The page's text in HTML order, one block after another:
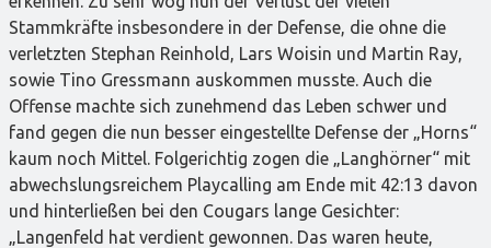
Stammkräfte insbesondere in der Defense, die ohne die
verletzten Stephan Reinhold, Lars Woisin und Martin Ray,
sowie Tino Gressmann auskommen musste. Auch die
Offense machte sich zunehmend das Leben schwer und
fand gegen die nun besser eingestellte Defense der „Horns“
kaum noch Mittel. Folgerichtig zogen die „Langhörner“ mit
abwechslungsreichem Playcalling am Ende mit 42:13 davon
und hinterließen bei den Cougars lange Gesichter:
„Langenfeld hat verdient gewonnen. Das waren heute,